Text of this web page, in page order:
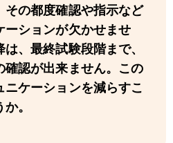
その都度確認や指示など
ーションが欠かせませ
、最終試験段階まで、
確認が出来ません。この
ケーションを減らすこ
。